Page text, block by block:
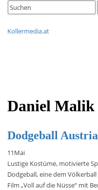
Search
for:
Kollermedia.at
Daniel Malik
Dodgeball
11Mai
Lustige Kostüme, motivierte
Dodgeball, eine dem
Film „Voll auf die Nüsse“ mit